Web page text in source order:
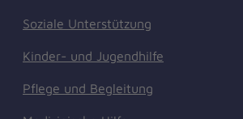
Soziale Unterstützung
Kinder- und Jugendhilfe
Pflege und Begleitung